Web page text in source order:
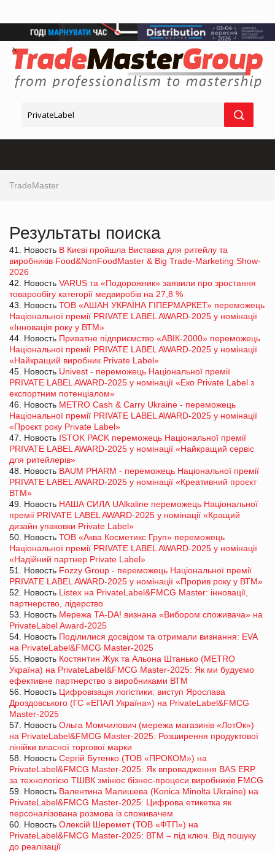
TradeMaster
Результаты поиска
41. Новость В Києві пройшла Виставка для ритейлу та
виробників Food&NonFoodMaster & Big Trade-Marketing Show-
2026
42. Новость VARUS та «Подорожник» заявили про зростання
товарообігу категорії медвиробів на 27,8 %
43. Новость ТОВ «АШАН УКРАЇНА ГІПЕРМАРКЕТ» переможець
Національної премії PRIVATE LABEL AWARD-2025 у номінації
«Інновація року у ВТМ»
44. Новость Приватне підприємство «АВІК-2000» переможець
Національної премії PRIVATE LABEL AWARD-2025 у номінації
«Найкращий виробник Private Label»
45. Новость Univest - переможець Національної премії
PRIVATE LABEL AWARD-2025 у номінації «Еко Private Label з
експортним потенціалом»
46. Новость METRO Cash & Carry Ukraine - переможець
Національної премії PRIVATE LABEL AWARD-2025 у номінації
«Проєкт року Private Label»
47. Новость ISTOK PACK переможець Національної премії
PRIVATE LABEL AWARD-2025 у номінації «Найкращий сервіс
для ритейлерів»
48. Новость BAUM PHARM - переможець Національної премії
PRIVATE LABEL AWARD-2025 у номінації «Креативний проєкт
ВТМ»
49. Новость НАША СИЛА UAlkaline переможець Національної
премії PRIVATE LABEL AWARD-2025 у номінації «Кращий
дизайн упаковки Private Label»
50. Новость ТОВ «Аква Косметикс Груп» переможець
Національної премії PRIVATE LABEL AWARD-2025 у номінації
«Надійний партнер Private Label»
51. Новость Fozzy Group - переможець Національної премії
PRIVATE LABEL AWARD-2025 у номінації «Прорив року у ВТМ»
52. Новость Listex на PrivateLabel&FMCG Master: інновації,
партнерство, лідерство
53. Новость Мережа TA-DA! визнана «Вибором споживача» на
PrivateLabel Award-2025
54. Новость Поділилися досвідом та отримали визнання: EVA
на PrivateLabel&FMCG Master-2025
55. Новость Костянтин Жук та Альона Штанько (METRO
Україна) на PrivateLabel&FMCG Master-2025: Як ми будуємо
ефективне партнерство з виробниками ВТМ
56. Новость Цифровізація логістики: виступ Ярослава
Дроздовського (ГС «ЕПАЛ Україна») на PrivateLabel&FMCG
Master-2025
57. Новость Ольга Момчилович (мережа магазинів «ЛотОк»)
на PrivateLabel&FMCG Master-2025: Розширення продуктової
лінійки власної торгової марки
58. Новость Сергій Бутенко (ТОВ «ПРОКОМ») на
PrivateLabel&FMCG Master-2025: Як впровадження BAS ERP
за технологією ТШВК змінює бізнес-процеси виробників FMCG
59. Новость Валентина Малишева (Konica Minolta Ukraine) на
PrivateLabel&FMCG Master-2025: Цифрова етикетка як
персоналізована розмова із споживачем
60. Новость Олексій Шеремет (ТОВ «ФТП») на
PrivateLabel&FMCG Master-2025: ВТМ – під ключ. Від пошуку
до реалізації